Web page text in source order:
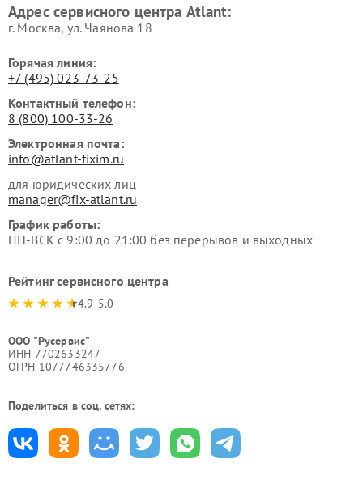
Адрес сервисного центра Atlant:
г. Москва, ул. Чаянова 18
Горячая линия:
+7 (495) 023-73-25
Контактный телефон:
8 (800) 100-33-26
Электронная почта:
info@atlant-fixim.ru
для юридических лиц
manager@fix-atlant.ru
График работы:
ПН-ВСК с 9:00 до 21:00 без перерывов и выходных
Рейтинг сервисного центра
4.9-5.0
ООО "Русервис"
ИНН 7702633247
ОГРН 1077746335776
Поделиться в соц. сетях: